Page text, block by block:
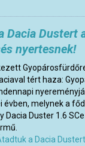
Dacia Dustert
nyertesnek!
tért haza:
évben, melynek a
Dacia Duster 1.6
a Dacia